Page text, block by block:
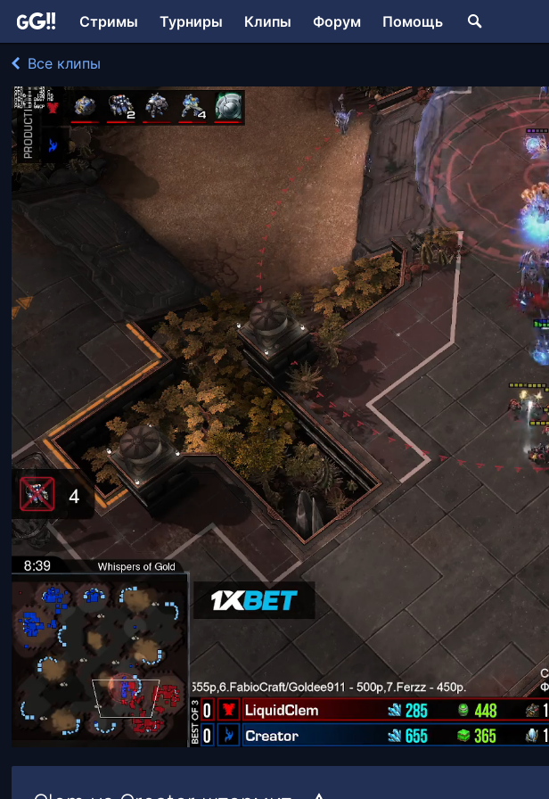
Стримы Турниры Клипы Форум Помощь
Все клипы
Pomi играл в StarCraft II: Legacy of the Void
323 просмотра